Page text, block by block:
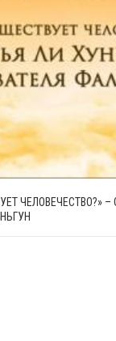
ЧЕЛОВЕЧЕСТВО?»